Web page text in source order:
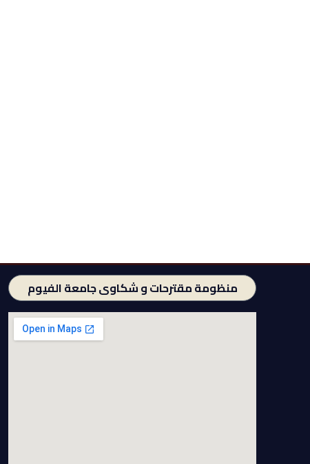
منظومة مقترحات و شكاوى جامعة الفيوم